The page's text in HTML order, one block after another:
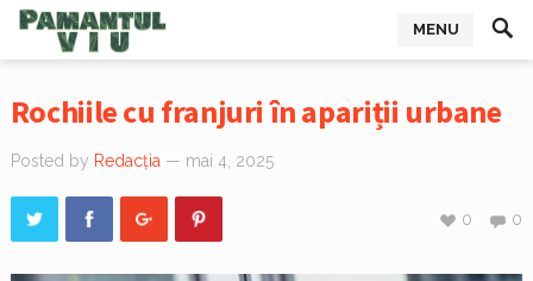
MENU
Rochiile cu franjuri în apariții urbane
Posted by Redacția — mai 4, 2025
0
0